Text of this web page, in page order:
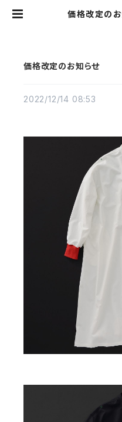
価格改定の
価格改定のお知らせ
2022/12/14 08:53